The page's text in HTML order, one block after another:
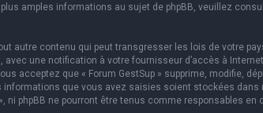
amples informations au sujet de phpBB, veuillez
autre contenu qui peut transgresser les lois de votre
une notification à votre fournisseur d’accès à
acceptez que « Forum GestSup » supprime, modifie,
que vous avez saisies soient stockées dans
phpBB ne pourront être tenus comme responsables en